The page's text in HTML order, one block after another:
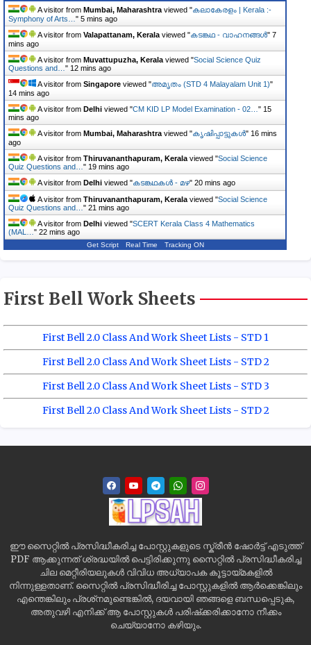
A visitor from Mumbai, Maharashtra viewed "കലാകേരളം | Kerala :-
Symphony of Arts… " 5 mins ago
A visitor from Valapattanam, Kerala viewed "കടങ്കഥ - വാഹനങ്ങൾ" 7
mins ago
A visitor from Muvattupuzha, Kerala viewed "Social Science Quiz
Questions and… " 12 mins ago
A visitor from Singapore viewed "അമൃതം (STD 4 Malayalam Unit 1)"
14 mins ago
A visitor from Delhi viewed "CM KID LP Model Examination - 02… " 15
mins ago
A visitor from Mumbai, Maharashtra viewed "ക‍ൃഷിപ്പാട്ട‍ുകൾ" 16 mins
ago
A visitor from Thiruvananthapuram, Kerala viewed "Social Science
Quiz Questions and… " 19 mins ago
A visitor from Delhi viewed "കടങ്കഥകൾ - മഴ" 20 mins ago
A visitor from Thiruvananthapuram, Kerala viewed "Social Science
Quiz Questions and… " 21 mins ago
A visitor from Delhi viewed "SCERT Kerala Class 4 Mathematics
(MAL… " 22 mins ago
Get Script Real Time Tracking ON
First Bell Work Sheets
First Bell 2.0 Class And Work Sheet Lists - STD 1
First Bell 2.0 Class And Work Sheet Lists - STD 2
First Bell 2.0 Class And Work Sheet Lists - STD 3
First Bell 2.0 Class And Work Sheet Lists - STD 2
ഈ സൈറ്റിൽ പ്രസിദ്ധീകരിച്ച പോസ്റ്റുകളുടെ സ്ക്രീൻ ഷോർട്ട് എടുത്ത്
PDF ആക്കുന്നത് ശ്രദ്ധയിൽ പെട്ടിരിക്കുന്നു സൈറ്റിൽ പ്രസിദ്ധീകരിച്ച
ചില മെറ്റീരിയലുകൾ വിവിധ അധ്യാപക കൂട്ടായ്മകളിൽ
നിന്നുള്ളതാണ്. സൈറ്റിൽ പ്രസിദ്ധീരിച്ച പോസ്റ്റുകളിൽ ആർക്കെങ്കിലും
എന്തെങ്കിലും പ്രശ്‌നമുണ്ടെങ്കിൽ, ദയവായി ഞങ്ങളെ ബന്ധപ്പെടുക,
അതുവഴി എനിക്ക് ആ പോസ്റ്റുകൾ പരിഷ്‌ക്കരിക്കാനോ നീക്കം
ചെയ്യാനോ കഴിയും.